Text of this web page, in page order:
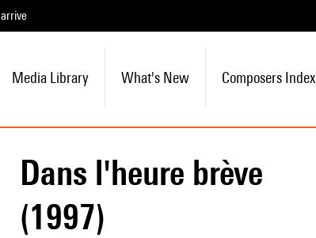
arrive
Media Library What's New Composers Index
Dans l'heure brève
(1997)